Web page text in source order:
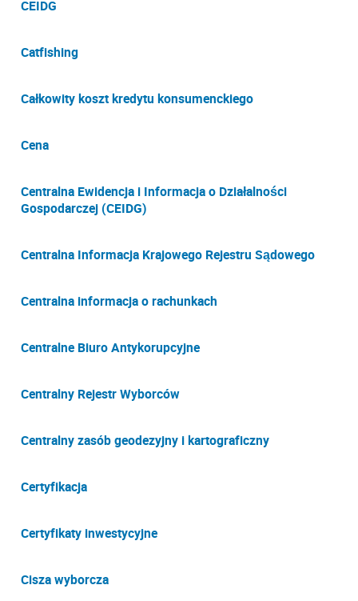
CEIDG
Catfishing
Całkowity koszt kredytu konsumenckiego
Cena
Centralna Ewidencja i Informacja o Działalności
Gospodarczej (CEIDG)
Centralna Informacja Krajowego Rejestru Sądowego
Centralna informacja o rachunkach
Centralne Biuro Antykorupcyjne
Centralny Rejestr Wyborców
Centralny zasób geodezyjny i kartograficzny
Certyfikacja
Certyfikaty inwestycyjne
Cisza wyborcza